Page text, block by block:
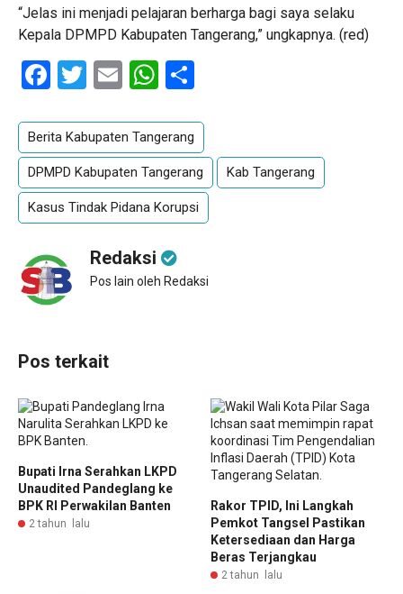
“Jelas ini menjadi pelajaran berharga bagi saya selaku
Kepala DPMPD Kabupaten Tangerang,” ungkapnya. (red)
Facebook
Twitter
EmailWhatsApp
Berita Kabupaten Tangerang
DPMPD Kabupaten Tangerang Kab Tangerang
Kasus Tindak Pidana Korupsi
Redaksi
Pos lain oleh Redaksi
Pos terkait
Bupati Irna Serahkan LKPD
Unaudited Pandeglang ke
BPK RI Perwakilan Banten
2 tahun lalu
Rakor TPID, Ini Langkah
Pemkot Tangsel Pastikan
Ketersediaan dan Harga
Beras Terjangkau
2 tahun lalu